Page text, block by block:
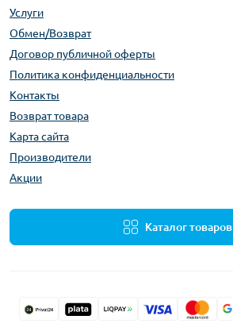
Услуги
Обмен/Возврат
Договор публичной оферты
Политика конфиденциальности
Контакты
Возврат товара
Карта сайта
Производители
Акции
Каталог товаров